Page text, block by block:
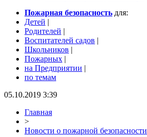
Пожарная безопасность для:
Детей |
Родителей |
Воспитателей садов |
Школьников |
Пожарных |
на Предприятии |
по темам
05.10.2019 3:39
Главная
>
Новости о пожарной безопасности